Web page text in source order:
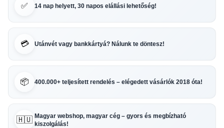
✅ 14 nap helyett, 30 napos elállási lehetőség!
💳 Utánvét vagy bankkártyá? Nálunk te döntesz!
📦 400.000+ teljesített rendelés – elégedett vásárlók 2018 óta!
🇭🇺 Magyar webshop, magyar cég – gyors és megbízható
kiszolgálás!